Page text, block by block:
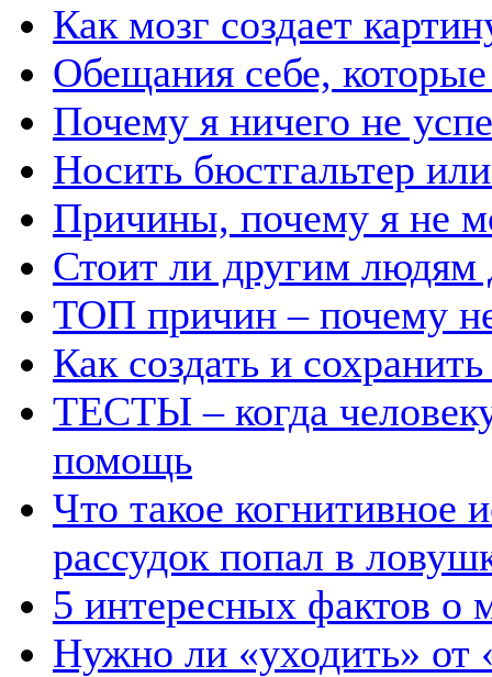
Как мозг создает
Обещания себе,
Почему я ничего не
Носить бюстгальтер
Причины, почему я не
Стоит ли другим людям
ТОП причин – почему
Как создать и
ТЕСТЫ – когда
помощь
Что такое когнитивное
рассудок попал в
5 интересных фактов о
Нужно ли «уходить» от